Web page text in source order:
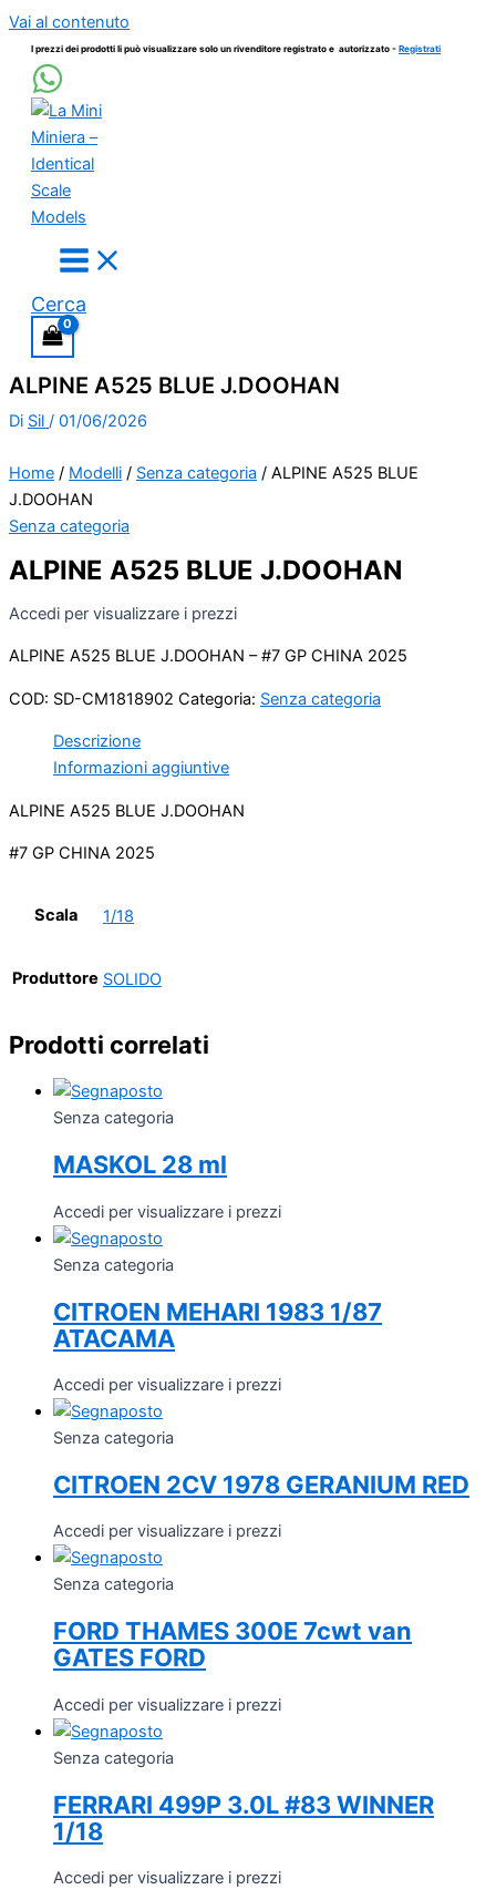
Vai al contenuto
I prezzi dei prodotti li può visualizzare solo un rivenditore registrato e autorizzato - Registrati
Cerca
ALPINE A525 BLUE J.DOOHAN
Di Sil / 01/06/2026
Home / Modelli / Senza categoria / ALPINE A525 BLUE
J.DOOHAN
Senza categoria
ALPINE A525 BLUE J.DOOHAN
Accedi per visualizzare i prezzi
ALPINE A525 BLUE J.DOOHAN – #7 GP CHINA 2025
COD: SD-CM1818902 Categoria: Senza categoria
Descrizione
Informazioni aggiuntive
ALPINE A525 BLUE J.DOOHAN
#7 GP CHINA 2025
Scala 1/18
Produttore SOLIDO
Prodotti correlati
Senza categoria
MASKOL 28 ml
Accedi per visualizzare i prezzi
Senza categoria
CITROEN MEHARI 1983 1/87
ATACAMA
Accedi per visualizzare i prezzi
Senza categoria
CITROEN 2CV 1978 GERANIUM RED
Accedi per visualizzare i prezzi
Senza categoria
FORD THAMES 300E 7cwt van
GATES FORD
Accedi per visualizzare i prezzi
Senza categoria
FERRARI 499P 3.0L #83 WINNER
1/18
Accedi per visualizzare i prezzi